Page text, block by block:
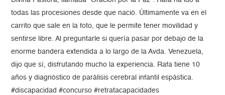
todas las procesiones desde que nació. Últimamente va en el
carrito que sale en la foto, que le permite tener movilidad y
sentirse libre. Al preguntarle si quería pasar por debajo de la
enorme bandera extendida a lo largo de la Avda. Venezuela,
dijo que sí, disfrutando mucho la experiencia. Rafa tiene 10
años y diagnóstico de parálisis cerebral infantil espástica.
#discapacidad #concurso #retratacapacidades